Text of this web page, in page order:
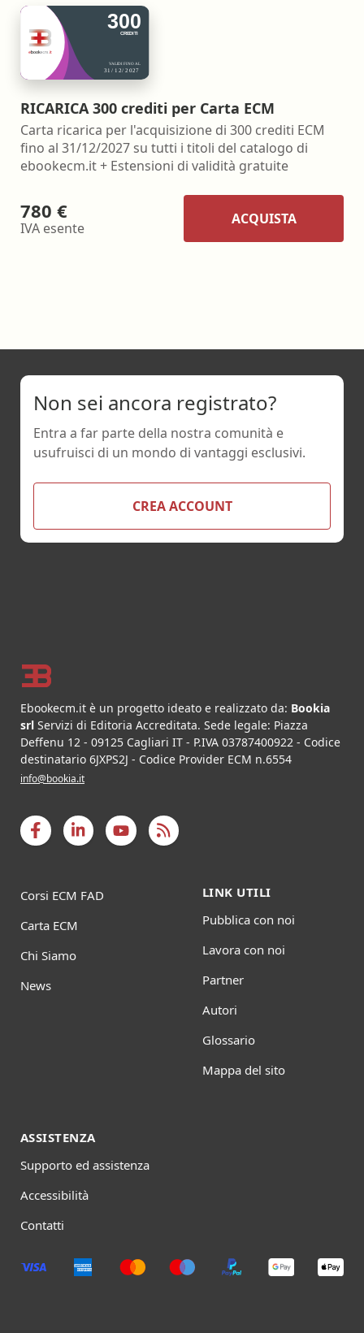
RICARICA 300 crediti per Carta ECM
Carta ricarica per l'acquisizione di 300 crediti ECM
fino al 31/12/2027 su tutti i titoli del catalogo di
ebookecm.it + Estensioni di validità gratuite
780 €
IVA esente
ACQUISTA
Non sei ancora registrato?
Entra a far parte della nostra comunità e
usufruisci di un mondo di vantaggi esclusivi.
CREA ACCOUNT
Ebookecm.it è un progetto ideato e realizzato da: Bookia
srl Servizi di Editoria Accreditata. Sede legale: Piazza
Deffenu 12 - 09125 Cagliari IT - P.IVA 03787400922 - Codice
destinatario 6JXPS2J - Codice Provider ECM n.6554
info@bookia.it
Corsi ECM FAD
Carta ECM
Chi Siamo
News
LINK UTILI
Pubblica con noi
Lavora con noi
Partner
Autori
Glossario
Mappa del sito
ASSISTENZA
Supporto ed assistenza
Accessibilità
Contatti